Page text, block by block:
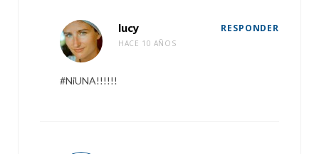
lucy
HACE 10 AÑOS
RESPONDER
#NiUNA!!!!!!